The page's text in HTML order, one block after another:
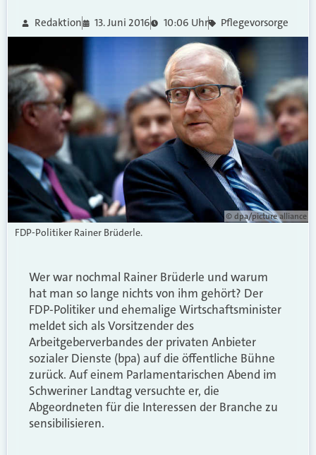
Redaktion 13. Juni 2016 10:06 Uhr Pflegevorsorge
© dpa/picture alliance
FDP-Politiker Rainer Brüderle.
Wer war nochmal Rainer Brüderle und warum
hat man so lange nichts von ihm gehört? Der
FDP-Politiker und ehemalige Wirtschaftsminister
meldet sich als Vorsitzender des
Arbeitgeberverbandes der privaten Anbieter
sozialer Dienste (bpa) auf die öffentliche Bühne
zurück. Auf einem Parlamentarischen Abend im
Schweriner Landtag versuchte er, die
Abgeordneten für die Interessen der Branche zu
sensibilisieren.